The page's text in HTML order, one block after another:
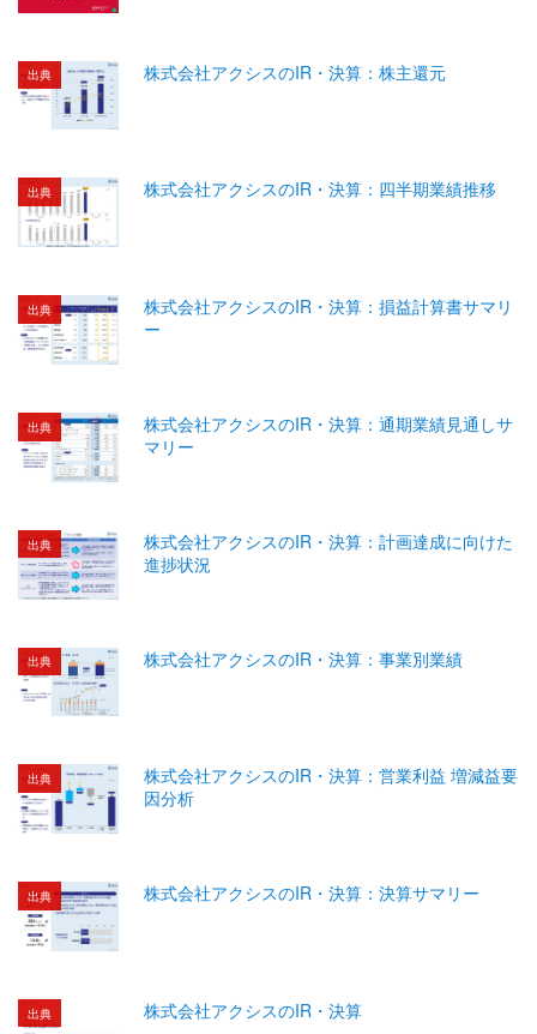
出典 株式会社アクシスのIR・決算：株主還元
出典 株式会社アクシスのIR・決算：四半期業績推移
出典
株式会社アクシスのIR・決算：損益計算書サマリ
ー
出典
株式会社アクシスのIR・決算：通期業績見通しサ
マリー
出典
株式会社アクシスのIR・決算：計画達成に向けた
進捗状況
出典 株式会社アクシスのIR・決算：事業別業績
出典
株式会社アクシスのIR・決算：営業利益 増減益要
因分析
出典 株式会社アクシスのIR・決算：決算サマリー
出典 株式会社アクシスのIR・決算